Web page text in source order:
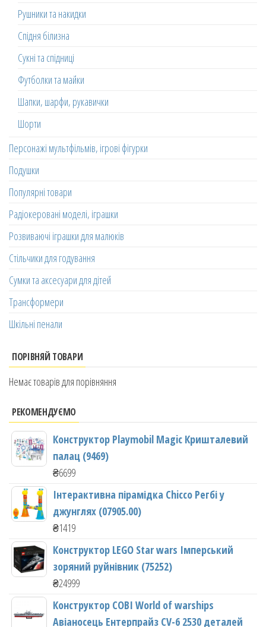
Рушники та накидки
Спідня білизна
Сукні та спідниці
Футболки та майки
Шапки, шарфи, рукавички
Шорти
Персонажі мультфільмів, ігрові фігурки
Подушки
Популярні товари
Радіокеровані моделі, іграшки
Розвиваючі іграшки для малюків
Стільчики для годування
Сумки та аксесуари для дітей
Трансформери
Шкільні пенали
ПОРІВНЯЙ ТОВАРИ
Немає товарів для порівняння
РЕКОМЕНДУЄМО
Конструктор Playmobil Magic Кришталевий
палац (9469)
₴6699
Інтерактивна пірамідка Chicco Регбі у
джунглях (07905.00)
₴1419
Конструктор LEGO Star wars Імперський
зоряний руйнівник (75252)
₴24999
Конструктор COBI World of warships
Авіаносець Ентерпрайз CV-6 2530 деталей